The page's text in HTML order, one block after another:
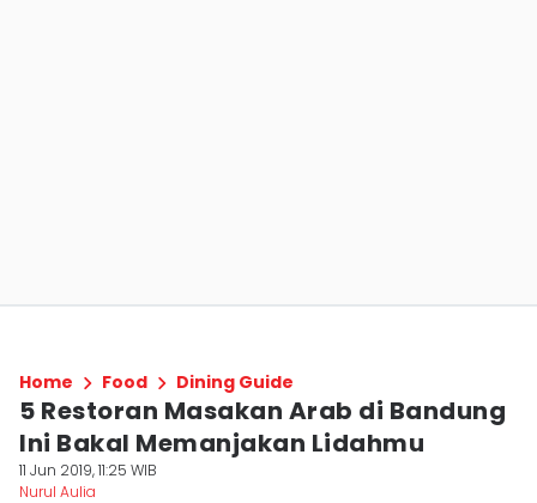
Home Food Dining Guide
5 Restoran Masakan Arab di Bandung
Ini Bakal Memanjakan Lidahmu
11 Jun 2019, 11:25 WIB
Nurul Aulia